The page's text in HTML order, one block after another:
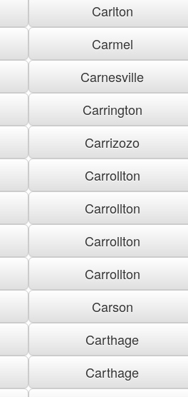
Carlton
Carmel
Carnesville
Carrington
Carrizozo
Carrollton
Carrollton
Carrollton
Carrollton
Carson
Carthage
Carthage